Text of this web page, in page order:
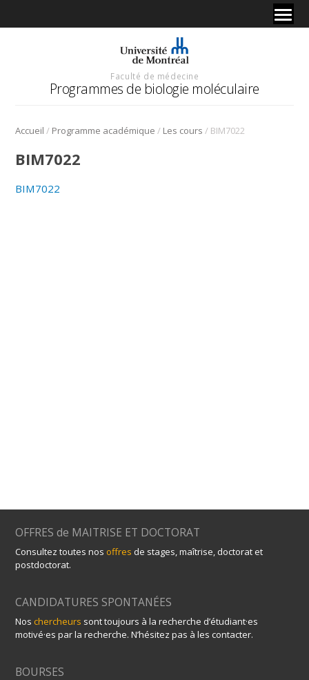
Faculté de médecine
Programmes de biologie moléculaire
Accueil / Programme académique / Les cours / BIM7022
BIM7022
BIM7022
OFFRES de MAITRISE ET DOCTORAT
Consultez toutes nos offres de stages, maîtrise, doctorat et
postdoctorat.
CANDIDATURES SPONTANÉES
Noschercheurs sont toujours à la recherche d’étudiant·es
motivé·es par la recherche. N’hésitez pas à les contacter.
BOURSES